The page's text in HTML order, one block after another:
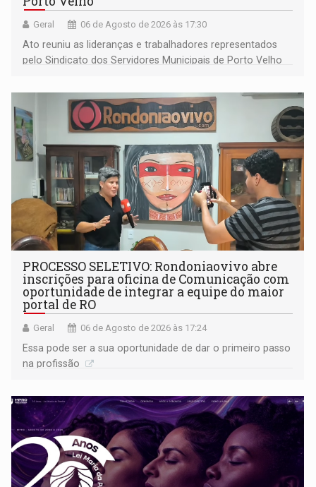
Geral 06 de Agosto de 2026 às 17:30
Ato reuniu as lideranças e trabalhadores representados
pelo Sindicato dos Servidores Municipais de Porto Velho
PROCESSO SELETIVO: Rondoniaovivo abre
inscrições para oficina de Comunicação com
oportunidade de integrar a equipe do maior
portal de RO
Geral 06 de Agosto de 2026 às 17:24
Essa pode ser a sua oportunidade de dar o primeiro passo
na profissão